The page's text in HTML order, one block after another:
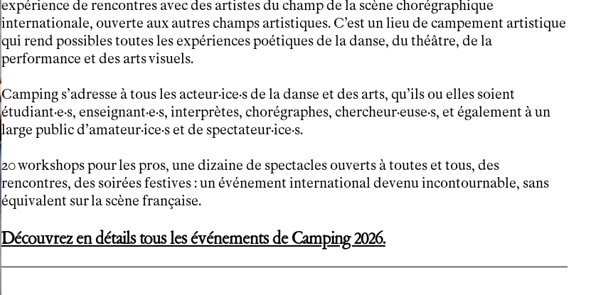
expérience de rencontres avec des artistes du champ de la scène chorégraphique
internationale, ouverte aux autres champs artistiques. C’est un lieu de campement artistique
qui rend possibles toutes les expériences poétiques de la danse, du théâtre, de la
performance et des arts visuels.
Camping s’adresse à tous les acteur·ice·s de la danse et des arts, qu’ils ou elles soient
étudiant·e·s, enseignant·e·s, interprètes, chorégraphes, chercheur·euse·s, et également à un
large public d’amateur·ice·s et de spectateur·ice·s.
20 workshops pour les pros, une dizaine de spectacles ouverts à toutes et tous, des
rencontres, des soirées festives : un événement international devenu incontournable, sans
équivalent sur la scène française.
Découvrez en détails tous les événements de Camping 2026.
Le théâtre
tnba, centre dramatique national
Artiste directrice
Artistes associé·es
Salles
Espace partagé
Librairie
Formation supérieure
Les Promotions
Classe Égalité
Insertion professionnelle